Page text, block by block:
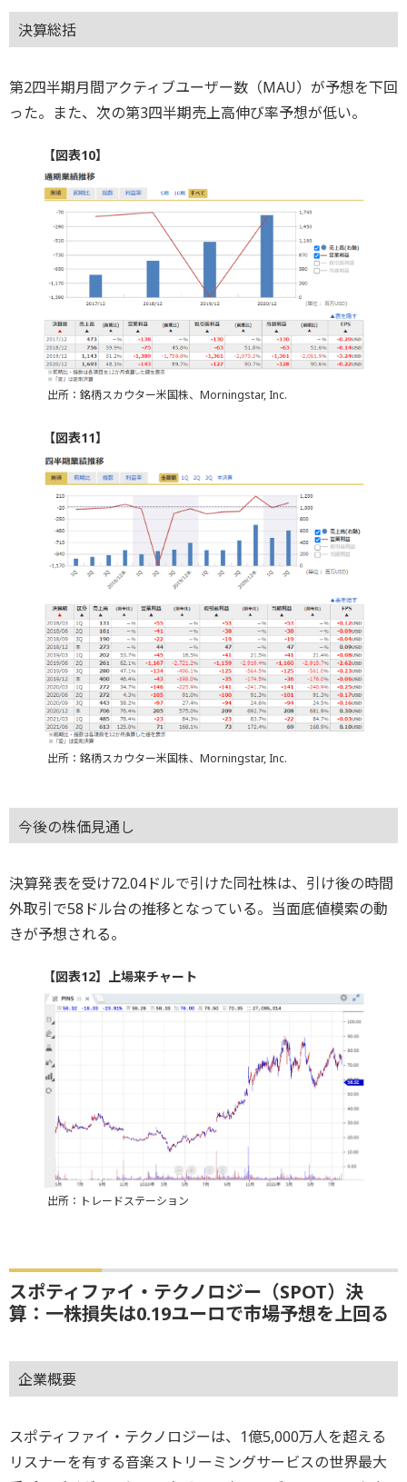
決算総括
第2四半期月間アクティブユーザー数（MAU）が予想を下回
った。また、次の第3四半期売上高伸び率予想が低い。
【図表10】
出所：銘柄スカウター米国株、Morningstar, Inc.
【図表11】
出所：銘柄スカウター米国株、Morningstar, Inc.
今後の株価見通し
決算発表を受け72.04ドルで引けた同社株は、引け後の時間
外取引で58ドル台の推移となっている。当面底値模索の動
きが予想される。
【図表12】上場来チャート
出所：トレードステーション
スポティファイ・テクノロジー（SPOT）決
算：一株損失は0.19ユーロで市場予想を上回る
企業概要
スポティファイ・テクノロジーは、1億5,000万人を超える
リスナーを有する音楽ストリーミングサービスの世界最大